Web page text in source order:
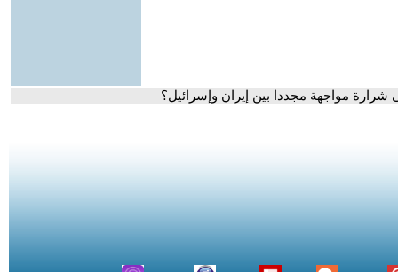
مواجهة مجددا بين إيران وإسرائيل؟